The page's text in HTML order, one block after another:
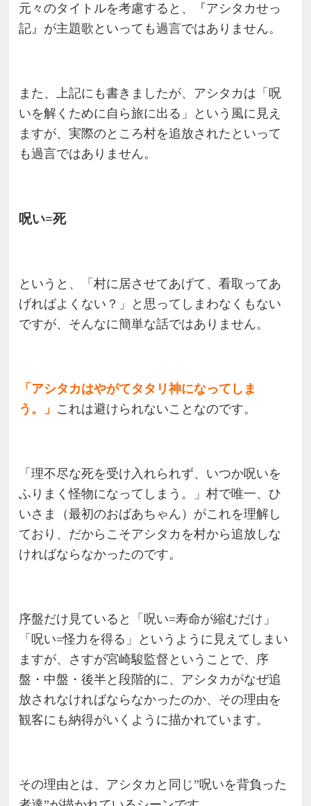
元々のタイトルを考慮すると、『アシタカせっ
記』が主題歌といっても過言ではありません。
また、上記にも書きましたが、アシタカは「呪
いを解くために自ら旅に出る」という風に見え
ますが、実際のところ村を追放されたといって
も過言ではありません。
呪い=死
というと、「村に居させてあげて、看取ってあ
げればよくない？」と思ってしまわなくもない
ですが、そんなに簡単な話ではありません。
「アシタカはやがてタタリ神になってしま
う。」 これは避けられないことなのです。
「理不尽な死を受け入れられず、いつか呪いを
ふりまく怪物になってしまう。」村で唯一、ひ
いさま（最初のおばあちゃん）がこれを理解し
ており、だからこそアシタカを村から追放しな
ければならなかったのです。
序盤だけ見ていると「呪い=寿命が縮むだけ」
「呪い=怪力を得る」というように見えてしまい
ますが、さすが宮崎駿監督ということで、序
盤・中盤・後半と段階的に、アシタカがなぜ追
放されなければならなかったのか、その理由を
観客にも納得がいくように描かれています。
その理由とは、アシタカと同じ”呪いを背負った